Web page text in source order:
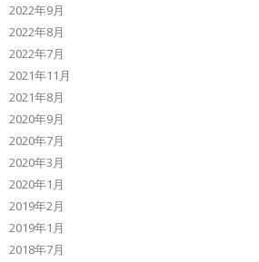
2022年9月
2022年8月
2022年7月
2021年11月
2021年8月
2020年9月
2020年7月
2020年3月
2020年1月
2019年2月
2019年1月
2018年7月